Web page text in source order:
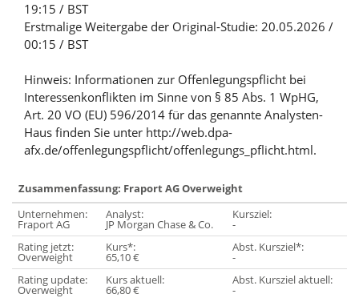
19:15 / BST
Erstmalige Weitergabe der Original-Studie: 20.05.2026 /
00:15 / BST
Hinweis: Informationen zur Offenlegungspflicht bei
Interessenkonflikten im Sinne von § 85 Abs. 1 WpHG,
Art. 20 VO (EU) 596/2014 für das genannte Analysten-
Haus finden Sie unter http://web.dpa-
afx.de/offenlegungspflicht/offenlegungs_pflicht.html.
Zusammenfassung: Fraport AG Overweight
Unternehmen:
Fraport AG
Analyst:
JP Morgan Chase & Co.
Kursziel:
-
Rating jetzt:
Overweight
Kurs*:
65,10 €
Abst. Kursziel*:
-
Rating update:
Overweight
Kurs aktuell:
66,80 €
Abst. Kursziel aktuell:
-